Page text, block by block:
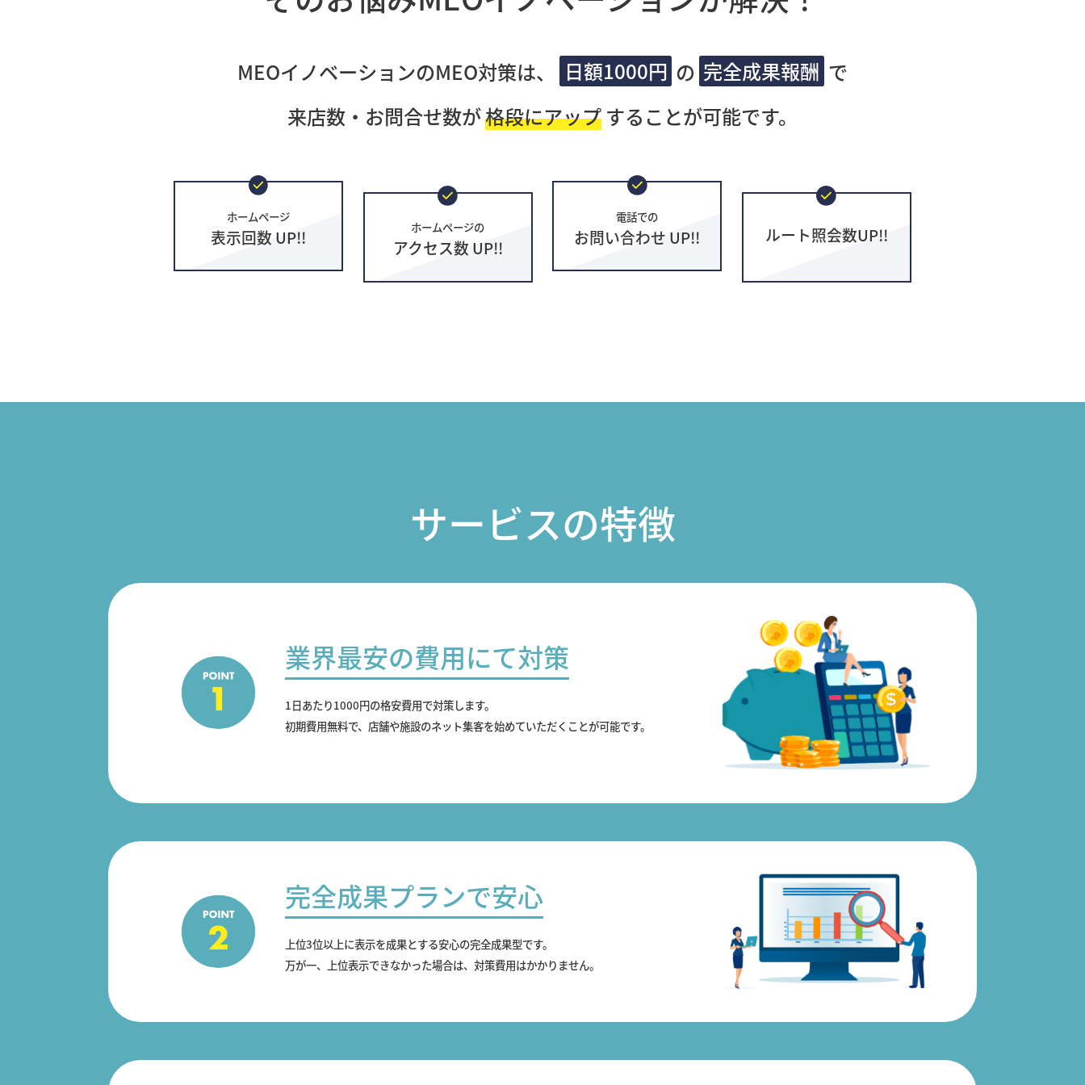
MEOイノベーションのMEO対策は、 日額1000円 の 完全成果報酬 で
来店数・お問合せ数が格段にアップすることが可能です。
ホームページ
表示回数 UP!! ホームページの
アクセス数 UP!!
電話での
お問い合わせ UP!! ルート照会数UP!!
サービスの特徴
業界最安の費用にて対策
1日あたり1000円の格安費用で対策します。
初期費用無料で、店舗や施設のネット集客を始めていただくことが可能です。
完全成果プランで安心
上位3位以上に表示を成果とする安心の完全成果型です。
万が一、上位表示できなかった場合は、対策費用はかかりません。